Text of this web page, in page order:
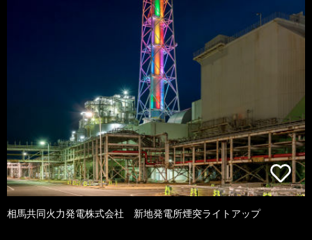
相馬共同火力発電株式会社 新地発電所煙突ライトアップ